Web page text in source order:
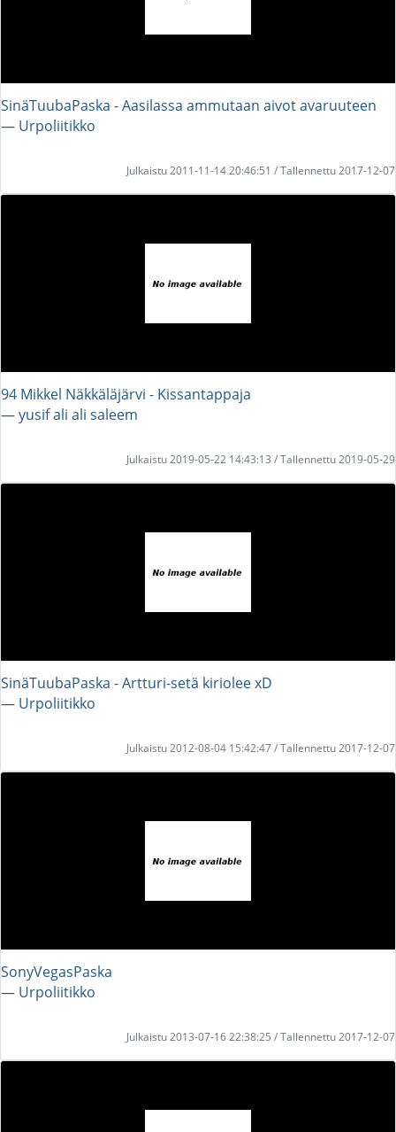
SinäTuubaPaska - Aasilassa ammutaan aivot avaruuteen
― Urpoliitikko
Julkaistu 2011-11-14 20:46:51 / Tallennettu 2017-12-07
94 Mikkel Näkkäläjärvi - Kissantappaja
― yusif ali ali saleem
Julkaistu 2019-05-22 14:43:13 / Tallennettu 2019-05-29
SinäTuubaPaska - Artturi-setä kiriolee xD
― Urpoliitikko
Julkaistu 2012-08-04 15:42:47 / Tallennettu 2017-12-07
SonyVegasPaska
― Urpoliitikko
Julkaistu 2013-07-16 22:38:25 / Tallennettu 2017-12-07